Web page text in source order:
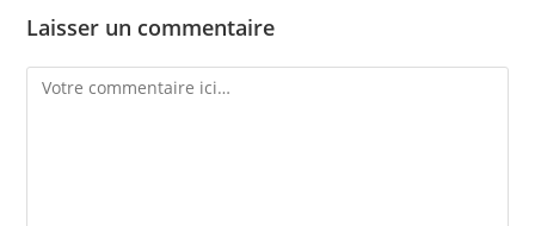
Laisser un commentaire